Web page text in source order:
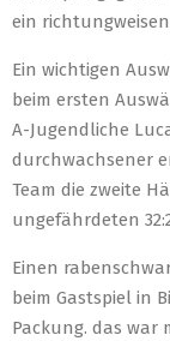
ein
Ein wichtigen
beim ersten
A-Jugendliche
durchwachsener
Team die zweite
ungefährdeten
Einen
beim Gastspiel in
Packung. das war